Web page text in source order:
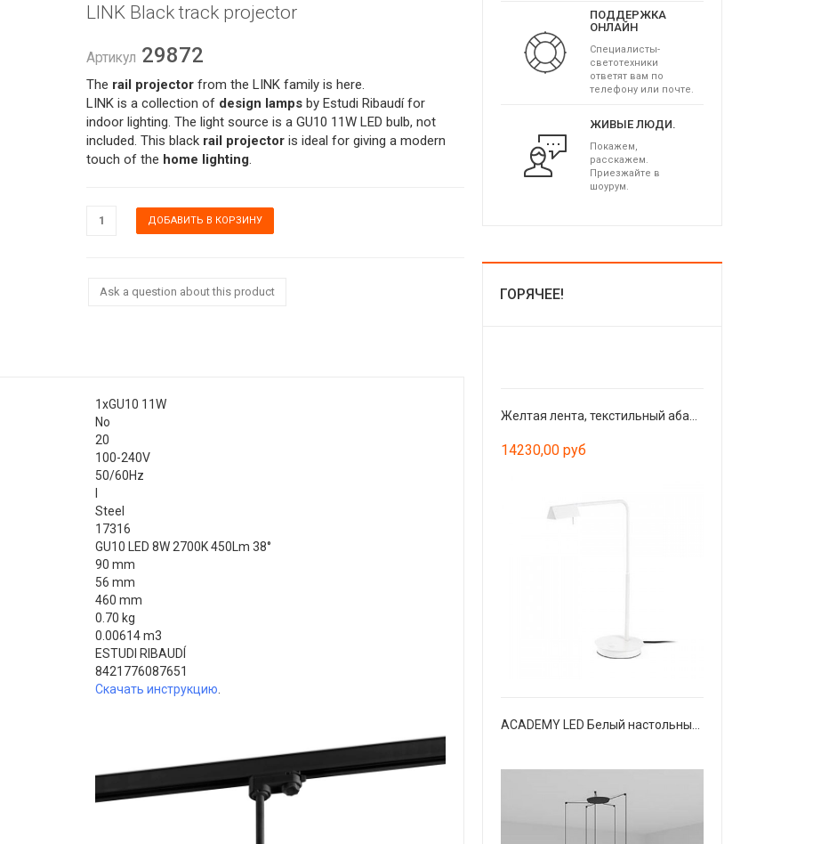
LINK Black track projector
Артикул 29872
The rail projector from the LINK family is here.
LINK is a collection of design lamps by Estudi Ribaudí for
indoor lighting. The light source is a GU10 11W LED bulb, not
included. This black rail projector is ideal for giving a modern
touch of the home lighting
Ask a question about this product
1xGU10 11W
No
20
100-240V
50/60Hz
I
Steel
17316
GU10 LED 8W 2700K 450Lm 38°
90 mm
56 mm
460 mm
0.70 kg
0.00614 m3
ESTUDI RIBAUDÍ
8421776087651
Скачать инструкцию
ПОДДЕРЖКА
ОНЛАЙН
Специалисты-
светотехники
ответят вам по
телефону или почте.
ЖИВЫЕ ЛЮДИ.
Покажем,
расскажем.
Приезжайте в
шоурум.
ГОРЯЧЕЕ!
14230,00 руб